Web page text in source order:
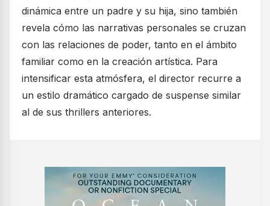
dinámica entre un padre y su hija, sino también
revela cómo las narrativas personales se cruzan
con las relaciones de poder, tanto en el ámbito
familiar como en la creación artística. Para
intensificar esta atmósfera, el director recurre a
un estilo dramático cargado de suspense similar
al de sus thrillers anteriores.